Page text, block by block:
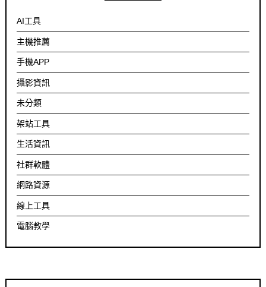
AI工具
主機推薦
手機APP
攝影資訊
未分類
架站工具
生活資訊
社群軟體
網路資源
線上工具
電腦教學